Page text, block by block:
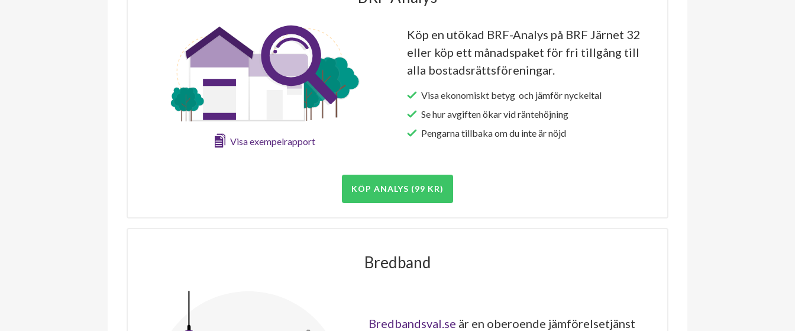
Visa exempelrapport
Köp en utökad BRF-Analys på BRF Järnet 32
eller köp ett månadspaket för fri tillgång till
alla bostadsrättsföreningar.
Visa ekonomiskt betyg och jämför nyckeltal
Se hur avgiften ökar vid räntehöjning
Pengarna tillbaka om du inte är nöjd
KÖP ANALYS (99 KR)
Bredband
Bredbandsval.se är en oberoende jämförelsetjänst